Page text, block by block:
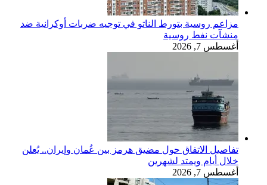
مزاعم روسية بتورط الناتو في توجيه ضربات أوكرانية ضد
منشآت نفط روسية
أغسطس 7, 2026
تفاصيل الاتفاق حول مضيق هرمز بين عُمان وإيران.. يُعلن
خلال أيام ويمتد لشهرين
أغسطس 7, 2026